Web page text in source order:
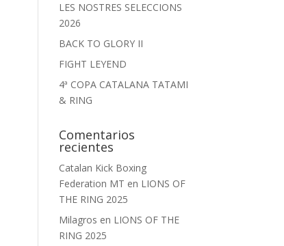
LES NOSTRES SELECCIONS
2026
BACK TO GLORY II
FIGHT LEYEND
4ª COPA CATALANA TATAMI
& RING
Comentarios
recientes
Catalan Kick Boxing
Federation MT en LIONS OF
THE RING 2025
Milagros en LIONS OF THE
RING 2025